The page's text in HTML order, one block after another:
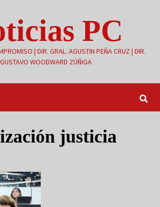
PC
| DIR. GRAL. AGUSTIN PEÑA CRUZ | DIR.
GUSTAVO WOODWARD ZÚÑIGA
justicia